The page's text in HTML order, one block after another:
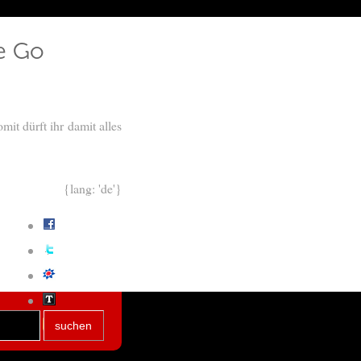
Go
dürft ihr damit alles
{lang: 'de'}